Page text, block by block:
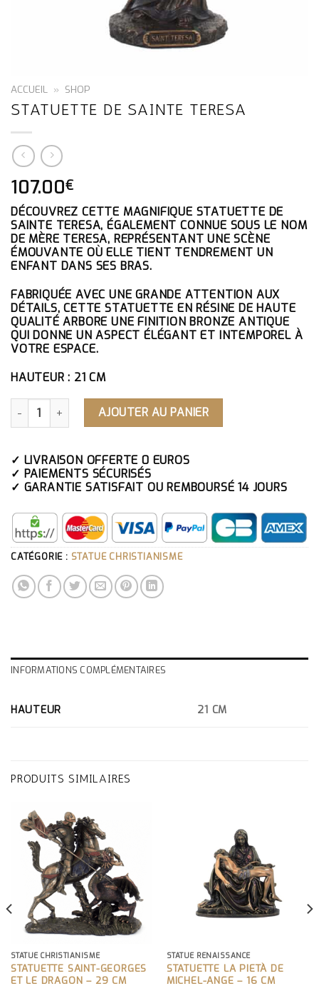
ACCUEIL » SHOP
STATUETTE DE SAINTE TERESA
107.00€
DÉCOUVREZ CETTE MAGNIFIQUE STATUETTE DE
SAINTE TERESA, ÉGALEMENT CONNUE SOUS LE NOM
DE MÈRE TERESA, REPRÉSENTANT UNE SCÈNE
ÉMOUVANTE OÙ ELLE TIENT TENDREMENT UN
ENFANT DANS SES BRAS.
FABRIQUÉE AVEC UNE GRANDE ATTENTION AUX
DÉTAILS, CETTE STATUETTE EN RÉSINE DE HAUTE
QUALITÉ ARBORE UNE FINITION BRONZE ANTIQUE
QUI DONNE UN ASPECT ÉLÉGANT ET INTEMPOREL À
VOTRE ESPACE.
HAUTEUR : 21 CM
QUANTITÉ DE STATUETTE DE SAINTE TERESA
AJOUTER AU PANIER
✓ LIVRAISON OFFERTE 0 EUROS
✓ PAIEMENTS SÉCURISÉS
✓ GARANTIE SATISFAIT OU REMBOURSÉ 14 JOURS
CATÉGORIE : STATUE CHRISTIANISME
INFORMATIONS COMPLÉMENTAIRES
HAUTEUR 21 CM
PRODUITS SIMILAIRES
STATUE CHRISTIANISME
STATUETTE SAINT-GEORGES
ET LE DRAGON – 29 CM
STATUE RENAISSANCE
STATUETTE LA PIETÀ DE
MICHEL-ANGE – 16 CM